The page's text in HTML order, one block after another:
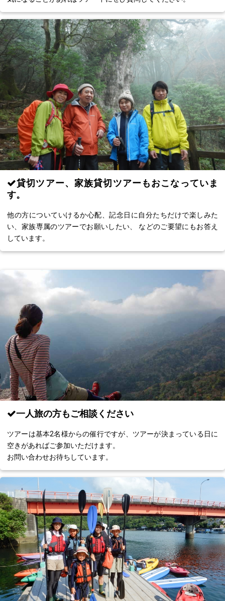
貸切ツアー、家族貸切ツアーもおこなっていま
す。
他の方についていけるか心配、記念日に自分たちだけで楽しみた
い、家族専属のツアーでお願いしたい、 などのご要望にもお答え
しています。
一人旅の方もご相談ください
ツアーは基本2名様からの催行ですが、ツアーが決まっている日に
空きがあればご参加いただけます。
お問い合わせお待ちしています。